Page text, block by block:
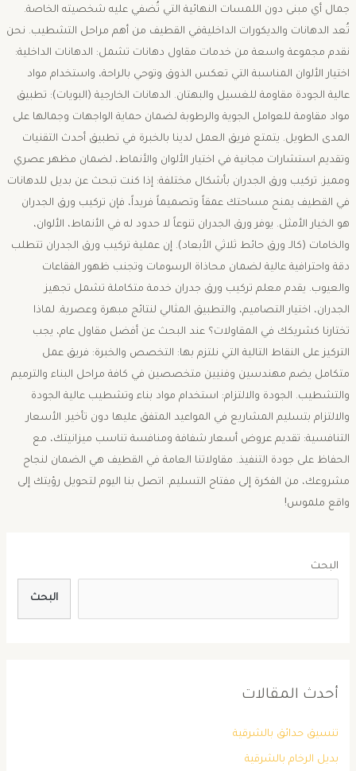
جمال أي مبنى دون اللمسات النهائية التي تُضفي عليه شخصيته الخاصة.
تُعد الدهانات والديكورات الداخليةفي القطيف من أهم مراحل التشطيب. نحن
نقدم مجموعة واسعة من خدمات مقاول دهانات تشمل: ​الدهانات الداخلية:
اختيار الألوان المناسبة التي تعكس الذوق وتوحي بالراحة، واستخدام مواد
عالية الجودة مقاومة للغسيل والبهتان. ​الدهانات الخارجية (البويات): تطبيق
مواد مقاومة للعوامل الجوية والرطوبة لضمان حماية الواجهات وجمالها على
المدى الطويل. ​يتمتع فريق العمل لدينا بالخبرة في تطبيق أحدث التقنيات
وتقديم استشارات مجانية في اختيار الألوان والأنماط، لضمان مظهر عصري
ومميز. تركيب ورق الجدران بأشكال مختلفة: ​إذا كنت تبحث عن بديل للدهانات
في القطيف يمنح مساحتك عمقاً وتصميماً فريداً، فإن تركيب ورق الجدران
هو الخيار الأمثل. يوفر ورق الجدران تنوعاً لا حدود له في الأنماط، الألوان،
والخامات (كالـ ورق حائط ثلاثي الأبعاد). ​إن عملية تركيب ورق الجدران تتطلب
دقة واحترافية عالية لضمان محاذاة الرسومات وتجنب ظهور الفقاعات
والعيوب. يقدم معلم تركيب ورق جدران خدمة متكاملة تشمل تجهيز
الجدران، اختيار التصاميم، والتطبيق المثالي لنتائج مبهرة وعصرية. لماذا
تختارنا كشريكك في المقاولات؟ ​عند البحث عن أفضل مقاول عام، يجب
التركيز على النقاط التالية التي نلتزم بها: ​التخصص والخبرة: فريق عمل
متكامل يضم مهندسين وفنيين متخصصين في كافة مراحل البناء والترميم
والتشطيب. ​الجودة والالتزام: استخدام مواد بناء وتشطيب عالية الجودة
والالتزام بتسليم المشاريع في المواعيد المتفق عليها دون تأخير. ​الأسعار
التنافسية: تقديم عروض أسعار شفافة ومنافسة تناسب ميزانيتك، مع
الحفاظ على جودة التنفيذ. ​مقاولاتنا العامة في القطيف هي الضمان لنجاح
مشروعك، من الفكرة إلى مفتاح التسليم. اتصل بنا اليوم لتحويل رؤيتك إلى
واقع ملموس!
البحث
البحث
أحدث المقالات
تنسيق حدائق بالشرقية
بديل الرخام بالشرقية